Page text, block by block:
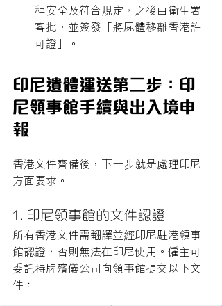
程安全及符合規定，之後由衛生署
審批，並簽發「將屍體移離香港許
可證」。
印尼遺體運送第二步：印
尼領事館手續與出入境申
報
香港文件齊備後，下一步就是處理印尼
方面要求。
1. 印尼領事館的文件認證
所有香港文件需翻譯並經印尼駐港領事
館認證，否則無法在印尼使用。僱主可
委託持牌殯儀公司向領事館提交以下文
件：